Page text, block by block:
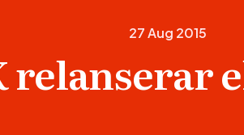
27 Aug 2015
relanserar